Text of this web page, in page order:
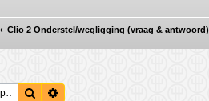
Clio 2 Onderstel/wegligging (vraag & antwoord)
Zoek